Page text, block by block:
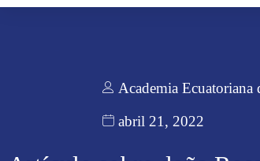
Academia Ecuatoriana
abril 21, 2022